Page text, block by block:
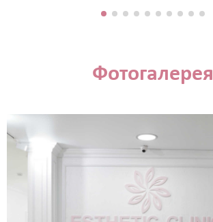
Фотогалерея